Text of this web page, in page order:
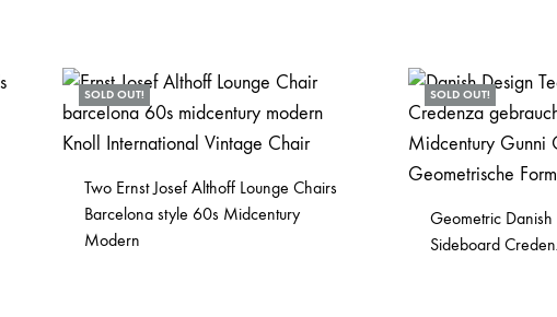
SOLD OUT!
Two Ernst Josef Althoff Lounge Chairs
Barcelona style 60s Midcentury
Modern
SOLD OUT!
Geometric Danish
Sideboard